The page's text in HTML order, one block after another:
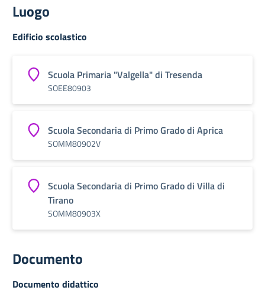
Luogo
Edificio scolastico
Scuola Primaria "Valgella" di Tresenda
SOEE80903
Scuola Secondaria di Primo Grado di Aprica
SOMM80902V
Scuola Secondaria di Primo Grado di Villa di
Tirano
SOMM80903X
Documento
Documento didattico